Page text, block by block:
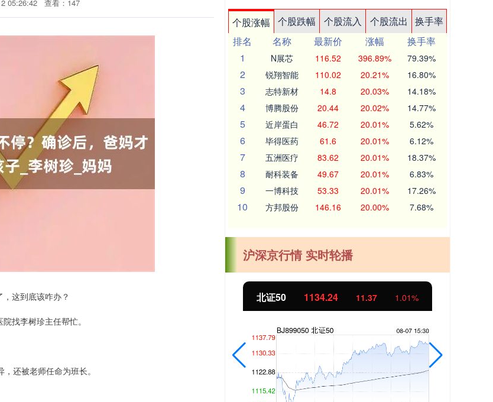
05:26:42 查看：147
这到底该咋办？
找李树珍主任帮忙。
还被老师任命为班长。
个股涨幅 个股跌幅 个股流入 个股流出
换手率
排名
名称 最新价 涨幅
换手率
1
N展芯 116.52 396.89% 79.39%
2 锐翔智能 110.02 20.21% 16.80%
3 志特新材 14.8 20.03% 14.18%
4 博腾股份 20.44 20.02% 14.77%
5 近岸蛋白 46.72 20.01% 5.62%
6 毕得医药 61.6 20.01% 6.12%
7 五洲医疗 83.62 20.01% 18.37%
8 耐科装备 49.67 20.01% 6.83%
9 一博科技 53.33 20.01% 17.26%
10 方邦股份 146.16 20.00% 7.68%
沪深京行情 实时轮播
沪深300 北证50 1134.24 11.37 1.01%